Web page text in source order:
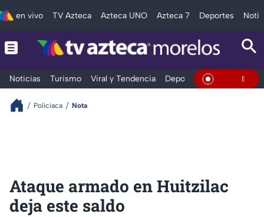
en vivo TV Azteca Azteca UNO Azteca 7 Deportes
Noticias Turismo Viral y Tendencia Deportes Espectáculos
En Vivo
Policiaca Nota
Ataque armado en Huitzilac
deja este saldo